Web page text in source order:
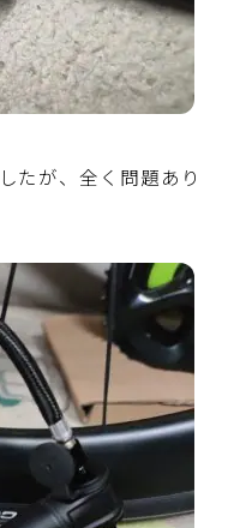
たが、全く問題あり